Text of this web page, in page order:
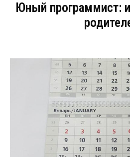
Юный программист: